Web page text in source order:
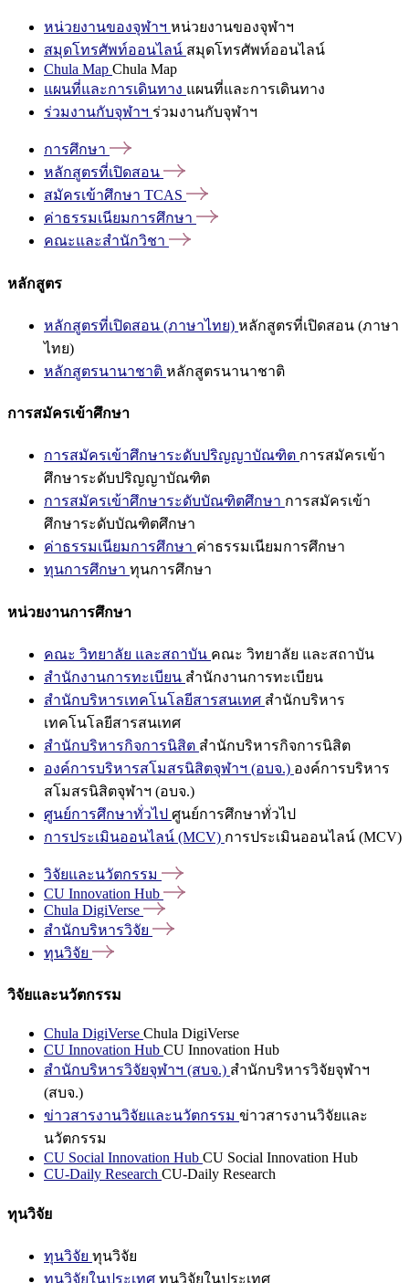
หน่วยงานของจุฬาฯ หน่วยงานของจุฬาฯ
สมุดโทรศัพท์ออนไลน์ สมุดโทรศัพท์ออนไลน์
Chula Map Chula Map
แผนที่และการเดินทาง แผนที่และการเดินทาง
ร่วมงานกับจุฬาฯ ร่วมงานกับจุฬาฯ
การศึกษา
หลักสูตรที่เปิดสอน
สมัครเข้าศึกษา TCAS
ค่าธรรมเนียมการศึกษา
คณะและสำนักวิชา
หลักสูตร
หลักสูตรที่เปิดสอน (ภาษาไทย) หลักสูตรที่เปิดสอน (ภาษา
ไทย)
หลักสูตรนานาชาติ หลักสูตรนานาชาติ
การสมัครเข้าศึกษา
การสมัครเข้าศึกษาระดับปริญญาบัณฑิต การสมัครเข้า
ศึกษาระดับปริญญาบัณฑิต
การสมัครเข้าศึกษาระดับบัณฑิตศึกษา การสมัครเข้า
ศึกษาระดับบัณฑิตศึกษา
ค่าธรรมเนียมการศึกษา ค่าธรรมเนียมการศึกษา
ทุนการศึกษา ทุนการศึกษา
หน่วยงานการศึกษา
คณะ วิทยาลัย และสถาบัน คณะ วิทยาลัย และสถาบัน
สำนักงานการทะเบียน สำนักงานการทะเบียน
สำนักบริหารเทคโนโลยีสารสนเทศ สำนักบริหาร
เทคโนโลยีสารสนเทศ
สำนักบริหารกิจการนิสิต สำนักบริหารกิจการนิสิต
องค์การบริหารสโมสรนิสิตจุฬาฯ (อบจ.) องค์การบริหาร
สโมสรนิสิตจุฬาฯ (อบจ.)
ศูนย์การศึกษาทั่วไป ศูนย์การศึกษาทั่วไป
การประเมินออนไลน์ (MCV) การประเมินออนไลน์ (MCV)
วิจัยและนวัตกรรม
CU Innovation Hub
Chula DigiVerse
สำนักบริหารวิจัย
ทุนวิจัย
วิจัยและนวัตกรรม
Chula DigiVerse Chula DigiVerse
CU Innovation Hub CU Innovation Hub
สำนักบริหารวิจัยจุฬาฯ (สบจ.) สำนักบริหารวิจัยจุฬาฯ
(สบจ.)
ข่าวสารงานวิจัยและนวัตกรรม ข่าวสารงานวิจัยและ
นวัตกรรม
CU Social Innovation Hub CU Social Innovation Hub
CU-Daily Research CU-Daily Research
ทุนวิจัย
ทุนวิจัย ทุนวิจัย
ทุนวิจัยในประเทศ ทุนวิจัยในประเทศ